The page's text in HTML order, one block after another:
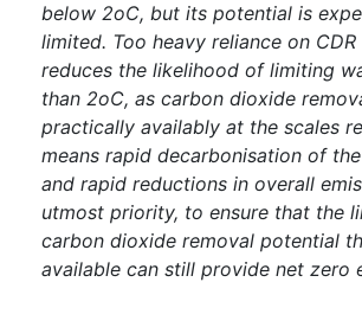
below 2oC, but its potential is
limited. Too heavy reliance on
reduces the likelihood of limiting
than 2oC, as carbon dioxide
practically availably at the scales
means rapid decarbonisation of
and rapid reductions in overall
utmost priority, to ensure that the
carbon dioxide removal potential
available can still provide net zero